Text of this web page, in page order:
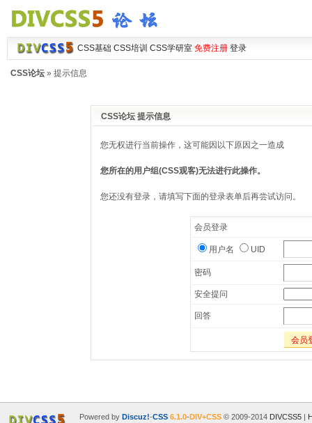
CSS基础 CSS培训 CSS学研室 免费注册 登录
CSS论坛» 提示信息
CSS论坛 提示信息
您无权进行当前操作，这可能因以下原因之一造成
您所在的用户组(CSS观客)无法进行此操作。
您还没有登录，请填写下面的登录表单后再尝试访问。
会员登录
用户名 UID
密码
安全提问
回答
会员
Powered by Discuz!-CSS 6.1.0-DIV+CSS© 2009-2014 DIVCSS5|